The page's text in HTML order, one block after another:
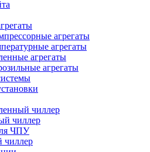
агрегаты
агрегаты
агрегаты
агрегаты
чиллер
чиллер
ЧПУ
чиллер